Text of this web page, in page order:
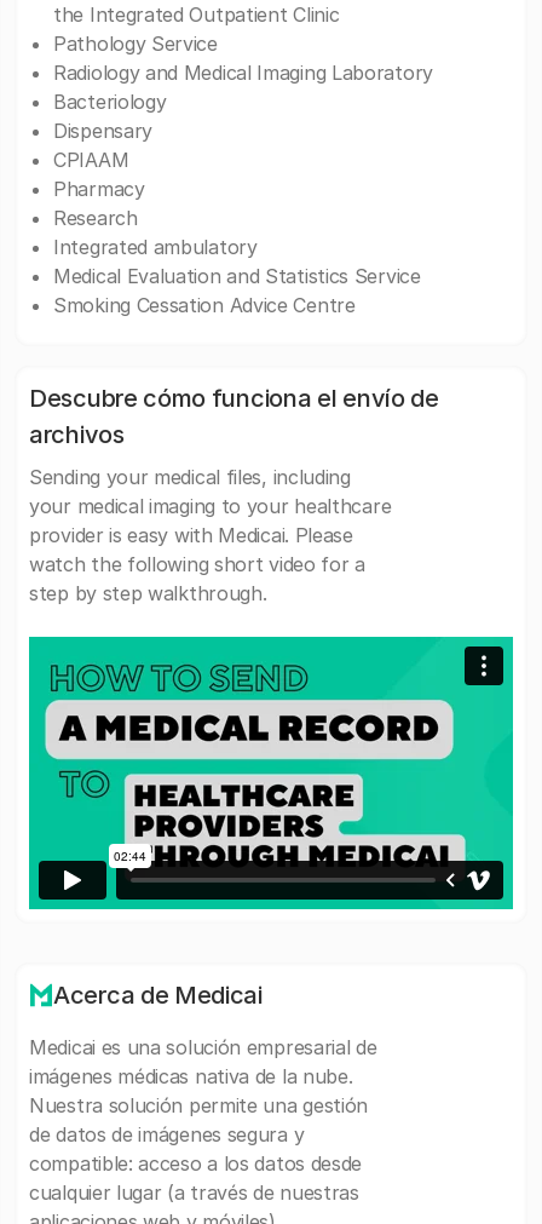
the Integrated Outpatient Clinic
Pathology Service
Radiology and Medical Imaging Laboratory
Bacteriology
Dispensary
CPIAAM
Pharmacy
Research
Integrated ambulatory
Medical Evaluation and Statistics Service
Smoking Cessation Advice Centre
Descubre cómo funciona el envío de
archivos
Sending your medical files, including
your medical imaging to your healthcare
provider is easy with Medicai. Please
watch the following short video for a
step by step walkthrough.
Acerca de Medicai
Medicai es una solución empresarial de
imágenes médicas nativa de la nube.
Nuestra solución permite una gestión
de datos de imágenes segura y
compatible: acceso a los datos desde
cualquier lugar (a través de nuestras